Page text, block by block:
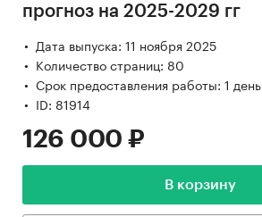
прогноз на 2025-2029 гг
Дата выпуска: 11 ноября 2025
Количество страниц: 80
Срок предоставления работы: 1 день
ID: 81914
126 000 ₽
В корзину